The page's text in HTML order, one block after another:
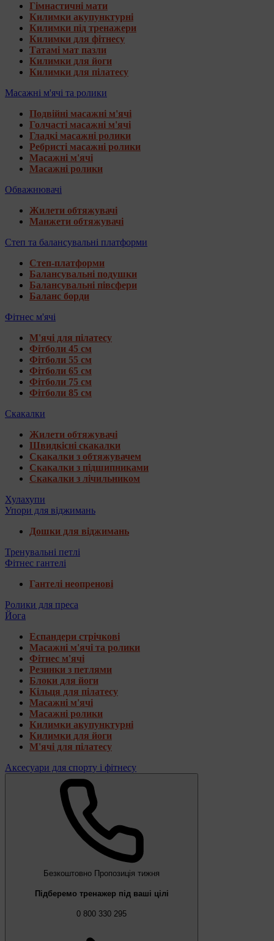
Гімнастичні мати
Килимки акупунктурні
Килимки під тренажери
Килимки для фітнесу
Татамі мат пазли
Килимки для йоги
Килимки для пілатесу
Масажні м'ячі та ролики
Подвійні масажні м'ячі
Голчасті масажні м'ячі
Гладкі масажні ролики
Ребристі масажні ролики
Масажні м'ячі
Масажні ролики
Обважнювачі
Жилети обтяжувачі
Манжети обтяжувачі
Степ та балансувальні платформи
Степ-платформи
Балансувальні подушки
Балансувальні півсфери
Баланс борди
Фітнес м'ячі
М'ячі для пілатесу
Фітболи 45 см
Фітболи 55 см
Фітболи 65 см
Фітболи 75 см
Фітболи 85 см
Скакалки
Жилети обтяжувачі
Швидкісні скакалки
Скакалки з обтяжувачем
Скакалки з підшипниками
Скакалки з лічильником
Хулахупи
Упори для віджимань
Дошки для віджимань
Тренувальні петлі
Фітнес гантелі
Гантелі неопренові
Ролики для преса
Йога
Еспандери стрічкові
Масажні м'ячі та ролики
Фітнес м'ячі
Резинки з петлями
Блоки для йоги
Кільця для пілатесу
Масажні м'ячі
Масажні ролики
Килимки акупунктурні
Килимки для йоги
М'ячі для пілатесу
Аксесуари для спорту і фітнесу
Безкоштовно Пропозиція тижня
Підберемо тренажер під ваші цілі
0 800 330 295